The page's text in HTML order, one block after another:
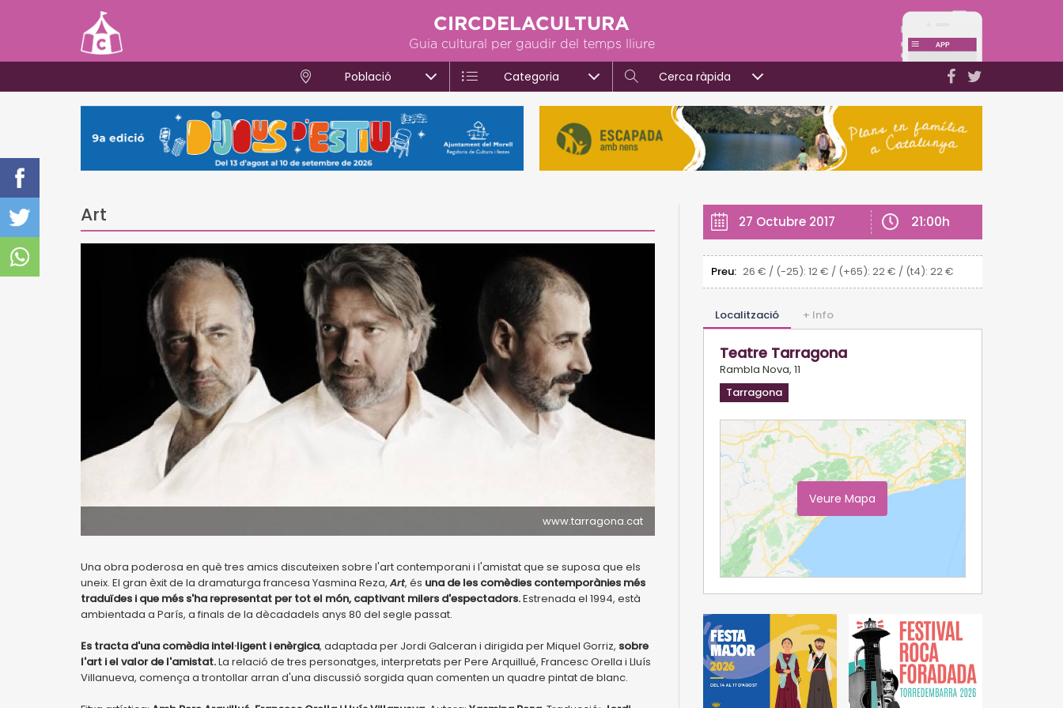
CIRCDELACULTURA
Guia cultural per gaudir del temps lliure
Població Categoria Cerca ràpida
Art
www.tarragona.cat
Una obra poderosa en què tres amics discuteixen sobre l'art contemporani i l'amistat que se suposa que els
uneix. El gran èxit de la dramaturga francesa Yasmina Reza, Art, és una de les comèdies contemporànies més
traduïdes i que més s'ha representat per tot el món, captivant milers d'espectadors.Estrenada el 1994, està
ambientada a París, a finals de la dècadadels anys 80 del segle passat.
Es tracta d'una comèdia intel·ligent i enèrgica, adaptada per Jordi Galceran i dirigida per Miquel Gorriz, sobre
l'art i el valor de l'amistat.La relació de tres personatges, interpretats per Pere Arquillué, Francesc Orella i Lluís
Villanueva, comença a trontollar arran d'una discussió sorgida quan comenten un quadre pintat de blanc.
27 Octubre 2017 21:00h
Preu: 26 € / (-25): 12 € / (+65): 22 € / (t4): 22 €
Localització + Info
Teatre Tarragona
Rambla Nova, 11
Tarragona
Veure Mapa